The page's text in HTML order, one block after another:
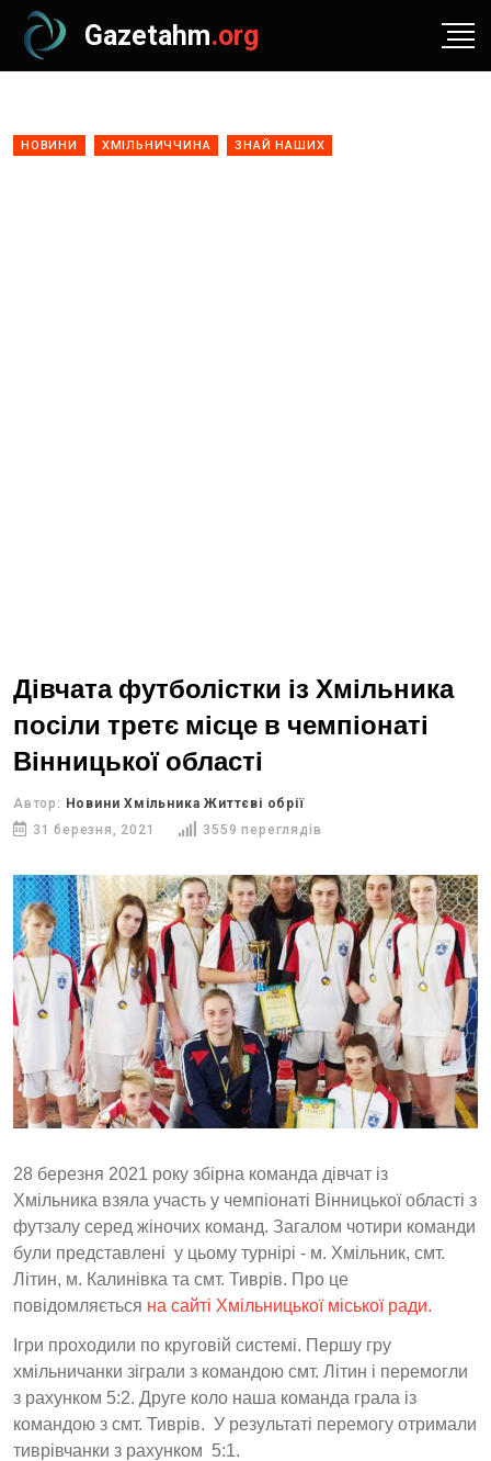
Gazetahm.org
НОВИНИ ХМІЛЬНИЧЧИНА ЗНАЙ НАШИХ
Дівчата футболістки із Хмільника
посіли третє місце в чемпіонаті
Вінницької області
Автор: Новини Хмільника Життєві обрії
31 березня, 2021
3559 переглядів
28 березня 2021 року збірна команда дівчат із
Хмільника взяла участь у чемпіонаті Вінницької області з
футзалу серед жіночих команд. Загалом чотири команди
були представлені у цьому турнірі - м. Хмільник, смт.
Літин, м. Калинівка та смт. Тиврів. Про це
повідомляється на сайті Хмільницької міської ради.
Ігри проходили по круговій системі. Першу гру
хмільничанки зіграли з командою cмт. Літин і перемогли
з рахунком 5:2. Друге коло наша команда грала із
командою з cмт. Тиврів. У результаті перемогу отримали
тиврівчанки з рахунком 5:1.